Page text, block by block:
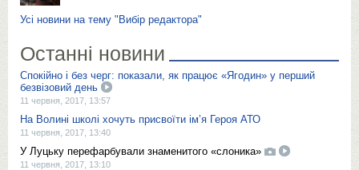
Усі новини на тему "Вибір редактора"
Останні новини
Спокійно і без черг: показали, як працює «Ягодин» у перший
безвізовий день
11 червня, 2017, 13:57
На Волині школі хочуть присвоїти ім’я Героя АТО
11 червня, 2017, 13:40
У Луцьку перефарбували знаменитого «слоника»
11 червня, 2017, 13:10